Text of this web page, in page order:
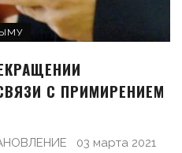
С ПРИМИРЕНИЕМ
03 марта 2021